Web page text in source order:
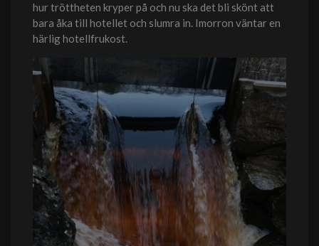
hur tröttheten kryper på och nu ska det bli skönt att
bara åka till hotellet och slumra in. Imorron väntar en
härlig hotellfrukost.